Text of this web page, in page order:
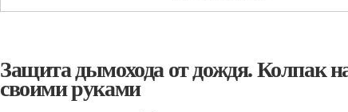
Защита дымохода от дождя. Колпак
своими руками